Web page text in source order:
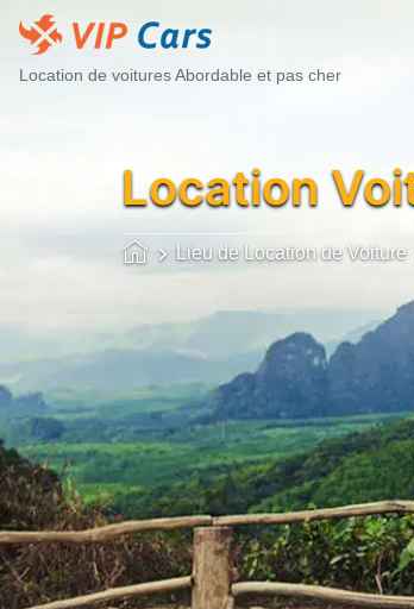
Location de voitures Abordable et pas cher
Location
Lieu de Location de Voiture